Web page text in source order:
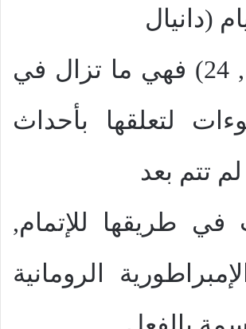
(دانيال
7: 8 , 20 , 24) فهي ما تزال في
لتعلقها بأحداث
تتم بعد
في طريقها للإتمام,
الرومانية